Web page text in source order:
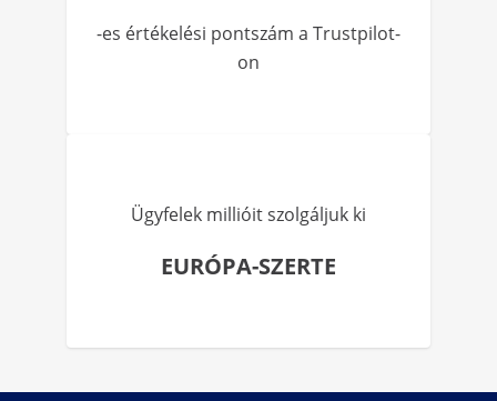
-es értékelési pontszám a Trustpilot-
on
Ügyfelek millióit szolgáljuk ki
EURÓPA-SZERTE